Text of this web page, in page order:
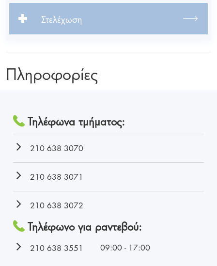
Στελέχωση
Πληροφορίες
Τηλέφωνα τμήματος:
210 638 3070
210 638 3071
210 638 3072
Τηλέφωνο για ραντεβού:
210 638 3551 09:00 - 17:00